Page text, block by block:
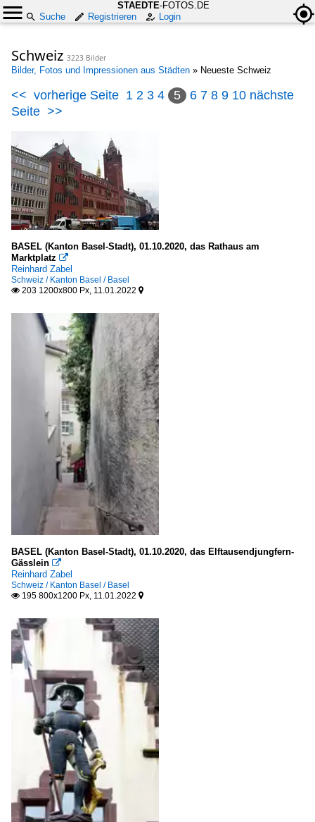
STAEDTE-FOTOS.DE
Suche
Registrieren Login
Schweiz 3223 Bilder
Bilder, Fotos und Impressionen aus Städten » Neueste Schweiz
<< vorherige Seite 1 2 3 4 5 6 7 8 9 10 nächste
Seite >>
BASEL (Kanton Basel-Stadt), 01.10.2020, das Rathaus am
Marktplatz 
Reinhard Zabel
Schweiz / Kanton Basel / Basel
 203 1200x800 Px, 11.01.2022 
BASEL (Kanton Basel-Stadt), 01.10.2020, das Elftausendjungfern-
Gässlein 
Reinhard Zabel
Schweiz / Kanton Basel / Basel
 195 800x1200 Px, 11.01.2022 